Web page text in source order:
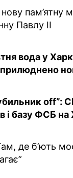
пам’ятну
Павлу II
вода у
off”:
і базу ФСБ
де б’ють